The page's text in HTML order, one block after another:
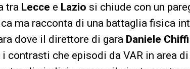
tra Lecce e Lazio si chiude con un
ma racconta di una battaglia fisica
dove il direttore di gara Daniele Chiffi
contrasti che episodi da VAR in area di